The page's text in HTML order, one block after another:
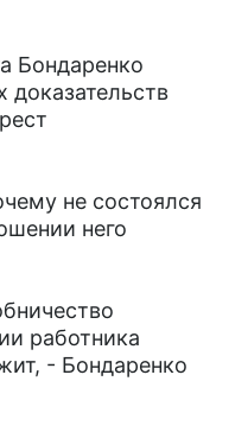
Бондаренко
доказательств
не состоялся
него
работника
- Бондаренко